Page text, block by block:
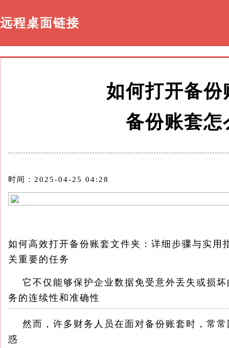
远程桌面链接
如何打开备
备份账套怎
时间：2025-04-25 04:28
如何高效打开备份账套文件夹：详细步骤与实
关重要的任务
它不仅能够保护企业数据免受意外丢失或损坏
务的连续性和准确性
然而，许多财务人员在面对备份账套时，常常
惑